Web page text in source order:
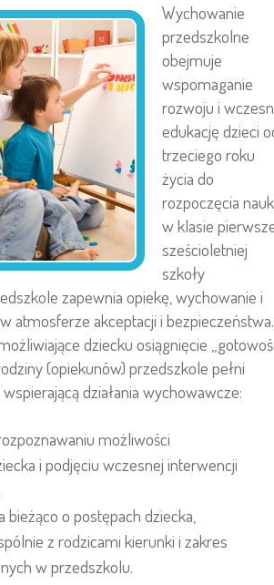
Wychowanie
przedszkolne
obejmuje
wspomaganie
rozwoju i
edukację dzieci
trzeciego roku
życia do
rozpoczęcia
w klasie
sześcioletniej
szkoły
zapewnia opiekę, wychowanie i
atmosferze akceptacji i bezpieczeństwa.
dziecku osiągnięcie
(opiekunów) przedszkole pełni
działania wychowawcze:
możliwości
i podjęciu wczesnej interwencji
bieżąco o postępach dziecka,
z rodzicami kierunki i zakres
w przedszkolu.